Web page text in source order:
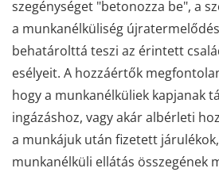
szegénységet "betonozza be", a
a munkanélküliség
behatárolttá teszi az érintett
esélyeit. A hozzáértők
hogy a munkanélküliek kapjanak
ingázáshoz, vagy akár albérleti
a munkájuk után fizetett
munkanélküli ellátás összegének